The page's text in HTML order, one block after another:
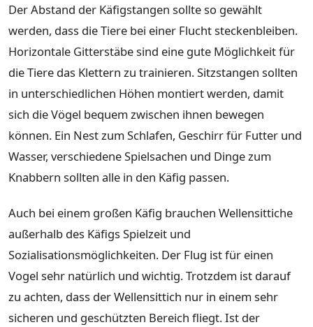
Der Abstand der Käfigstangen sollte so gewählt
werden, dass die Tiere bei einer Flucht steckenbleiben.
Horizontale Gitterstäbe sind eine gute Möglichkeit für
die Tiere das Klettern zu trainieren. Sitzstangen sollten
in unterschiedlichen Höhen montiert werden, damit
sich die Vögel bequem zwischen ihnen bewegen
können. Ein Nest zum Schlafen, Geschirr für Futter und
Wasser, verschiedene Spielsachen und Dinge zum
Knabbern sollten alle in den Käfig passen.
Auch bei einem großen Käfig brauchen Wellensittiche
außerhalb des Käfigs Spielzeit und
Sozialisationsmöglichkeiten. Der Flug ist für einen
Vogel sehr natürlich und wichtig. Trotzdem ist darauf
zu achten, dass der Wellensittich nur in einem sehr
sicheren und geschützten Bereich fliegt. Ist der